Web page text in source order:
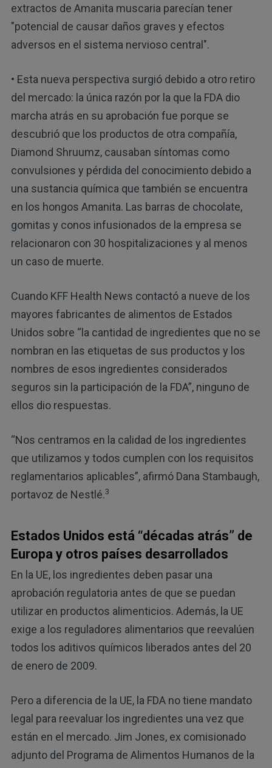
extractos de Amanita muscaria parecían tener
"potencial de causar daños graves y efectos
adversos en el sistema nervioso central".
• Esta nueva perspectiva surgió debido a otro retiro
del mercado: la única razón por la que la FDA dio
marcha atrás en su aprobación fue porque se
descubrió que los productos de otra compañía,
Diamond Shruumz, causaban síntomas como
convulsiones y pérdida del conocimiento debido a
una sustancia química que también se encuentra
en los hongos Amanita. Las barras de chocolate,
gomitas y conos infusionados de la empresa se
relacionaron con 30 hospitalizaciones y al menos
un caso de muerte.
Cuando KFF Health News contactó a nueve de los
mayores fabricantes de alimentos de Estados
Unidos sobre “la cantidad de ingredientes que no se
nombran en las etiquetas de sus productos y los
nombres de esos ingredientes considerados
seguros sin la participación de la FDA”, ninguno de
ellos dio respuestas.
“Nos centramos en la calidad de los ingredientes
que utilizamos y todos cumplen con los requisitos
reglamentarios aplicables”, afirmó Dana Stambaugh,
portavoz de Nestlé.3
Estados Unidos está “décadas atrás” de
Europa y otros países desarrollados
En la UE, los ingredientes deben pasar una
aprobación regulatoria antes de que se puedan
utilizar en productos alimenticios. Además, la UE
exige a los reguladores alimentarios que reevalúen
todos los aditivos químicos liberados antes del 20
de enero de 2009.
Pero a diferencia de la UE, la FDA no tiene mandato
legal para reevaluar los ingredientes una vez que
están en el mercado. Jim Jones, ex comisionado
adjunto del Programa de Alimentos Humanos de la